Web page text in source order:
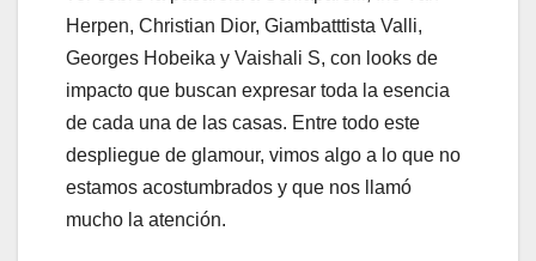
Herpen, Christian Dior, Giambatttista Valli,
Georges Hobeika y Vaishali S, con looks de
impacto que buscan expresar toda la esencia
de cada una de las casas. Entre todo este
despliegue de glamour, vimos algo a lo que no
estamos acostumbrados y que nos llamó
mucho la atención.